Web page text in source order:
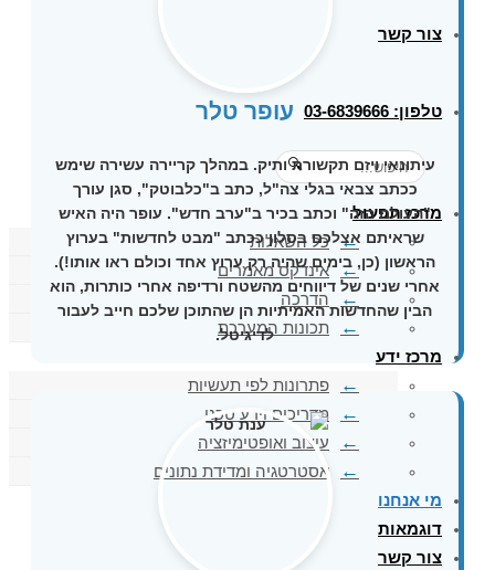
צור קשר
טלפון: 03-6839666
🔍
מרכז תפעול
כל השאלות
אינדקס מאמרים
הדרכה
תכונות המערכת
מרכז ידע
פתרונות לפי תעשיות
מדריכים וידע טכני
עיצוב ואופטימיזציה
אסטרטגיה ומדידת נתונים
מי אנחנו
דוגמאות
צור קשר
עופר טלר
עיתונאי ויזם תקשורת ותיק. במהלך קריירה עשירה שימש
ככתב צבאי בגלי צה"ל, כתב ב"כלבוטק", סגן עורך
"העולם הזה" וכתב בכיר ב"ערב חדש". עופר היה האיש
שראיתם אצלכם בסלון ככתב "מבט לחדשות" בערוץ
הראשון (כן, בימים שהיה רק ערוץ אחד וכולם ראו אותו!).
אחרי שנים של דיווחים מהשטח ורדיפה אחרי כותרות, הוא
הבין שהחדשות האמיתיות הן שהתוכן שלכם חייב לעבור
לדיגיטל.